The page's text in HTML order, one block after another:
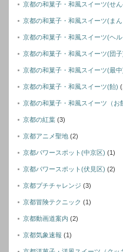
京都の和菓子・和風スイーツ(せ
京都の和菓子・和風スイーツ(ま
京都の和菓子・和風スイーツ(ヘ
京都の和菓子・和風スイーツ(団子
京都の和菓子・和風スイーツ(最中
京都の和菓子・和風スイーツ(飴)
京都の和菓子・和風スイーツ（お
京都の紅葉 (3)
京都アニメ聖地 (2)
京都パワースポット(中京区) (1)
京都パワースポット(伏見区) (2)
京都プチチャレンジ (3)
京都冒険テクニック (1)
京都動画道案内 (2)
京都気象速報 (1)